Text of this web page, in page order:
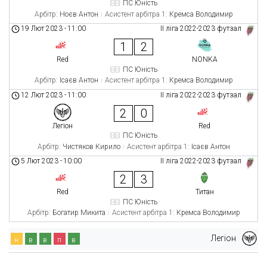
ПС Юність
Арбітр: Ноєв Антон Асистент арбітра 1: Кремса Володимир
ІІ ліга 2022-2023 футзал
19 Лют 2023 -11:00
Red
1 2
NONKA
ПС Юність
Арбітр: Ісаєв Антон Асистент арбітра 1: Кремса Володимир
ІІ ліга 2022-2023 футзал
12 Лют 2023 -11:00
Легіон
2 0
Red
ПС Юність
Арбітр: Чистяков Кирило Асистент арбітра 1: Ісаєв Антон
ІІ ліга 2022-2023 футзал
5 Лют 2023 -10:00
Red
2 3
Титан
ПС Юність
Арбітр: Богатир Микита Асистент арбітра 1: Кремса Володимир
Легіон
н в в п в